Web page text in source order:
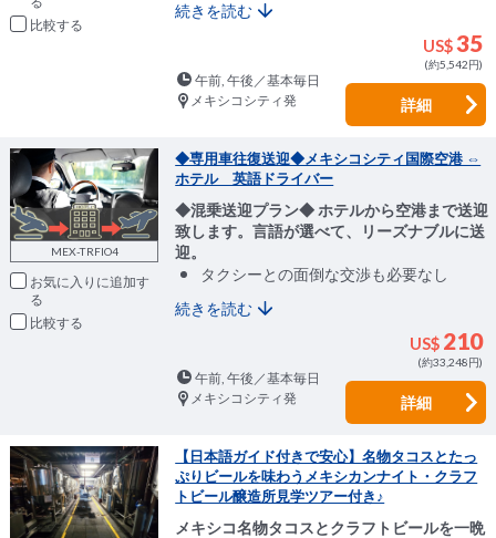
比較
続きを読む
US$35
(約5,542円)
午前, 午後／基本毎日
メキシコシティ発
詳細
MEX-TRFIO4
お気に入りに追加
比較
◆専用車往復送迎◆メキシコシティ国際空港 ⇔
ホテル 英語ドライバー
◆混乗送迎プラン◆ ホテルから空港まで送迎
致します。言語が選べて、リーズナブルに送
迎。
タクシーとの面倒な交渉も必要なし
続きを読む
US$ 210
(約33,248円)
午前, 午後／基本毎日
メキシコシティ発
詳細
【日本語ガイド付きで安心】名物タコスとたっ
ぷりビールを味わうメキシカンナイト・クラフ
トビール醸造所見学ツアー付き♪
メキシコ名物タコスとクラフトビールを一晩